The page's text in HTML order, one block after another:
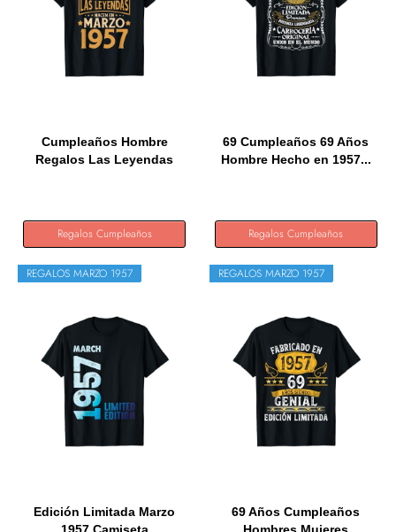
Cumpleaños Hombre
Regalos Las Leyendas
Regalos Cumpleaños
69 Cumpleaños 69 Años
Hombre Hecho en 1957...
Regalos Cumpleaños
REGALOS MARZO 1957
Edición Limitada Marzo
REGALOS MARZO 1957
69 Años Cumpleaños